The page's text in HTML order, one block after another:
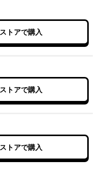
ストアで購入
ストアで購入
ストアで購入